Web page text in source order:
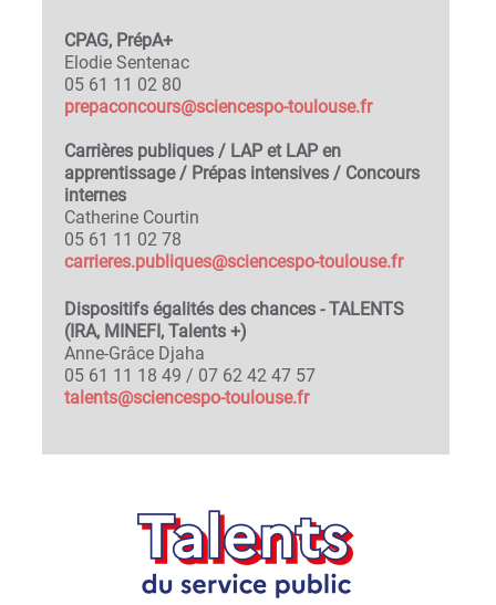
CPAG, PrépA+
Elodie Sentenac
05 61 11 02 80
prepaconcours@sciencespo-toulouse.fr
Carrières publiques / LAP et LAP en
apprentissage / Prépas intensives / Concours
internes
Catherine Courtin
05 61 11 02 78
carrieres.publiques@sciencespo-toulouse.fr
Dispositifs égalités des chances - TALENTS
(IRA, MINEFI, Talents +)
Anne-Grâce Djaha
05 61 11 18 49 / 07 62 42 47 57
talents@sciencespo-toulouse.fr